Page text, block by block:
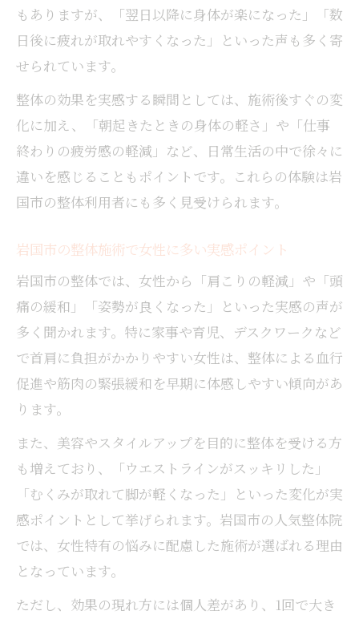
もありますが、「翌日以降に身体が楽になった」「数
日後に疲れが取れやすくなった」といった声も多く寄
せられています。
整体の効果を実感する瞬間としては、施術後すぐの変
化に加え、「朝起きたときの身体の軽さ」や「仕事
終わりの疲労感の軽減」など、日常生活の中で徐々に
違いを感じることもポイントです。これらの体験は岩
国市の整体利用者にも多く見受けられます。
岩国市の整体施術で女性に多い実感ポイント
岩国市の整体では、女性から「肩こりの軽減」や「頭
痛の緩和」「姿勢が良くなった」といった実感の声が
多く聞かれます。特に家事や育児、デスクワークなど
で首肩に負担がかかりやすい女性は、整体による血行
促進や筋肉の緊張緩和を早期に体感しやすい傾向があ
ります。
また、美容やスタイルアップを目的に整体を受ける方
も増えており、「ウエストラインがスッキリした」
「むくみが取れて脚が軽くなった」といった変化が実
感ポイントとして挙げられます。岩国市の人気整体院
では、女性特有の悩みに配慮した施術が選ばれる理由
となっています。
ただし、効果の現れ方には個人差があり、1回で大き